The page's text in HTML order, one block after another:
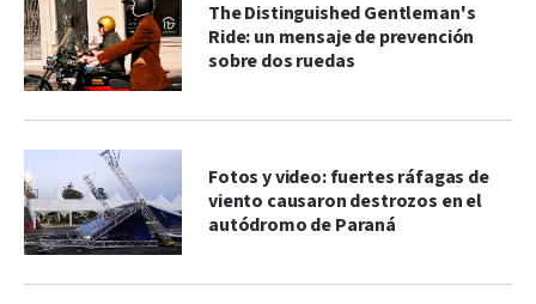
The Distinguished Gentleman's
Ride: un mensaje de prevención
sobre dos ruedas
Fotos y video: fuertes ráfagas de
viento causaron destrozos en el
autódromo de Paraná